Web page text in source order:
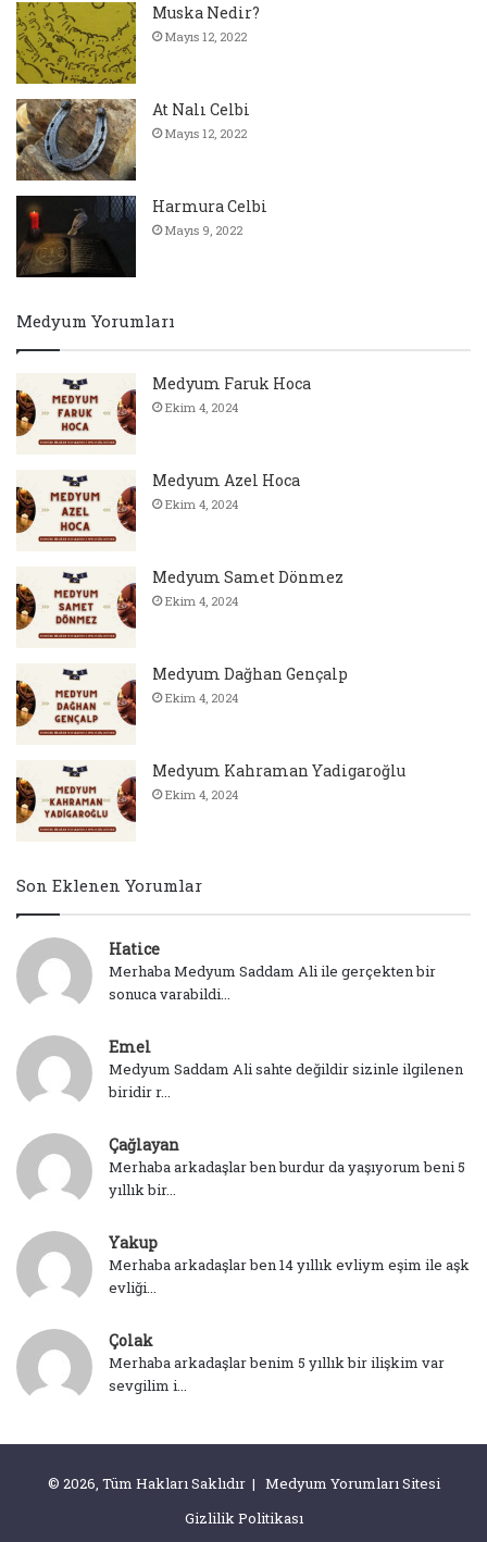
Muska Nedir?
Mayıs 12, 2022
At Nalı Celbi
Mayıs 12, 2022
Harmura Celbi
Mayıs 9, 2022
Medyum Yorumları
Medyum Faruk Hoca
Ekim 4, 2024
Medyum Azel Hoca
Ekim 4, 2024
Medyum Samet Dönmez
Ekim 4, 2024
Medyum Dağhan Gençalp
Ekim 4, 2024
Medyum Kahraman Yadigaroğlu
Ekim 4, 2024
Son Eklenen Yorumlar
Hatice
Merhaba Medyum Saddam Ali ile gerçekten bir
sonuca varabildi...
Emel
Medyum Saddam Ali sahte değildir sizinle ilgilenen
biridir r...
Çağlayan
Merhaba arkadaşlar ben burdur da yaşıyorum beni 5
yıllık bir...
Yakup
Merhaba arkadaşlar ben 14 yıllık evliym eşim ile aşk
evliği...
Çolak
Merhaba arkadaşlar benim 5 yıllık bir ilişkim var
sevgilim i...
© 2026, Tüm Hakları Saklıdır | Medyum Yorumları Sitesi
Gizlilik Politikası